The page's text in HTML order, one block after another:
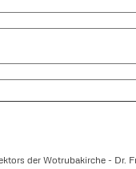
der Wotrubakirche - Dr.